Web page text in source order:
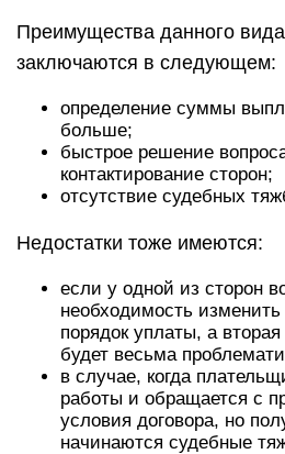
Преимущества данного
заключаются в следующем:
определение суммы
больше;
быстрое решение
контактирование сторон;
отсутствие судебных
Недостатки тоже имеются:
если у одной из сторон
необходимость
порядок уплаты, а
будет весьма
в случае, когда
работы и обращается с
условия договора, но
начинаются судебные